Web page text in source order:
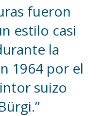
fueron
estilo casi
la
1964 por el
suizo